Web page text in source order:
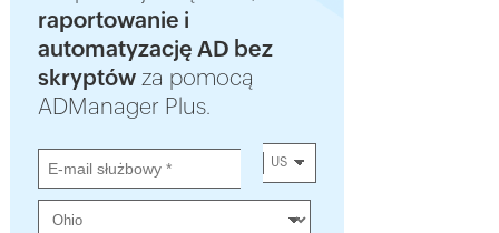
raportowanie i
automatyzację AD bez
skryptówza pomocą
ADManager Plus.
US